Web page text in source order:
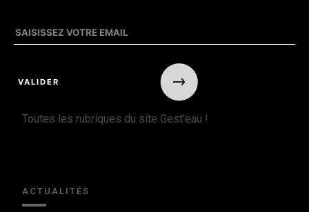
Toutes les rubriques du site Gest'eau !
ACTUALITÉS